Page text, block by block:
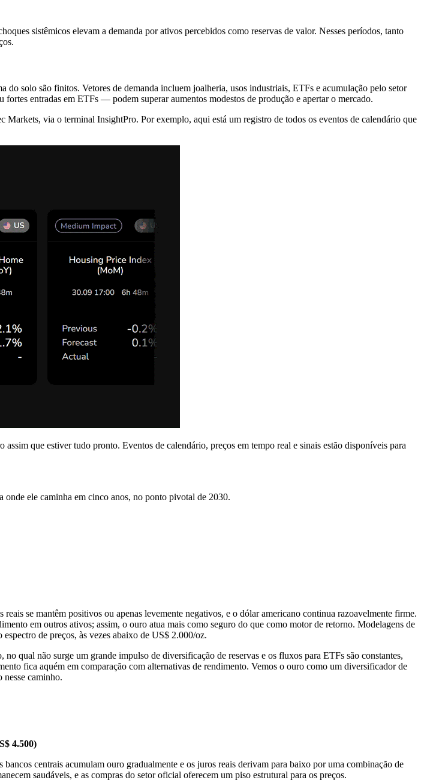
sistêmicos elevam a demanda por ativos percebidos como reservas de valor. Nesses períodos, tanto
do solo são finitos. Vetores de demanda incluem joalheria, usos industriais, ETFs e acumulação pelo setor
entradas em ETFs — podem superar aumentos modestos de produção e apertar o mercado.
via o terminal InsightPro. Por exemplo, aqui está um registro de todos os eventos de calendário que
que estiver tudo pronto. Eventos de calendário, preços em tempo real e sinais estão disponíveis para
onde ele caminha em cinco anos, no ponto pivotal de 2030.
se mantêm positivos ou apenas levemente negativos, e o dólar americano continua razoavelmente firme.
em outros ativos; assim, o ouro atua mais como seguro do que como motor de retorno. Modelagens de
de preços, às vezes abaixo de US$ 2.000/oz.
no qual não surge um grande impulso de diversificação de reservas e os fluxos para ETFs são constantes,
fica aquém em comparação com alternativas de rendimento. Vemos o ouro como um diversificador de
caminho.
4.500)
centrais acumulam ouro gradualmente e os juros reais derivam para baixo por uma combinação de
saudáveis, e as compras do setor oficial oferecem um piso estrutural para os preços.